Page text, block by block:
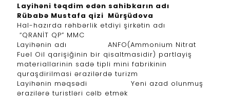
Layihəni təqdim edən sahibkarın adı
Rübabə Mustafa qizi Mürşüdova
Hal-hazırda rəhbərlik etdiyi şirkətin adı
“QRANİT QP” MMC
Layihənin adı ANFO(Ammonium Nitrat
Fuel Oil qarişiğinin bir qisaltmasidir) partlayiş
materiallarinin sadə tipli mini fabrikinin
quraşdirilmasi ərazilərdə turizm
Layihənin məqsədi Yeni azad olunmuş
ərazilərə turistləri cəlb etmək